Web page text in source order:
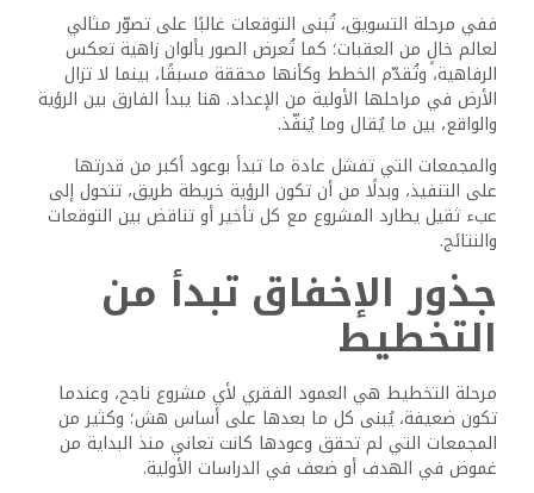
ففي مرحلة التسويق، تُبنى التوقعات غالبًا على تصوّر مثالي
لعالم خالٍ من العقبات؛ كما تُعرض الصور بألوان زاهية تعكس
الرفاهية، وتُقدّم الخطط وكأنها محققة مسبقًا، بينما لا تزال
الأرض في مراحلها الأولية من الإعداد. هنا يبدأ الفارق بين الرؤية
والواقع، بين ما يُقال وما يُنفّذ.
والمجمعات التي تفشل عادة ما تبدأ بوعود أكبر من قدرتها
على التنفيذ، وبدلًا من أن تكون الرؤية خريطة طريق، تتحول إلى
عبء ثقيل يطارد المشروع مع كل تأخير أو تناقض بين التوقعات
والنتائج.
جذور الإخفاق تبدأ من
التخطيط
مرحلة التخطيط هي العمود الفقري لأي مشروع ناجح، وعندما
تكون ضعيفة، يُبنى كل ما بعدها على أساس هش؛ وكثير من
المجمعات التي لم تحقق وعودها كانت تعاني منذ البداية من
غموض في الهدف أو ضعف في الدراسات الأولية.